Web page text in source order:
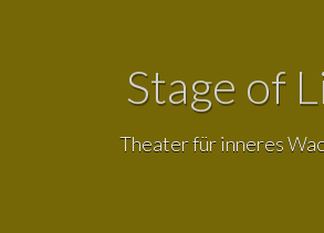
Stage of
Theater für inneres